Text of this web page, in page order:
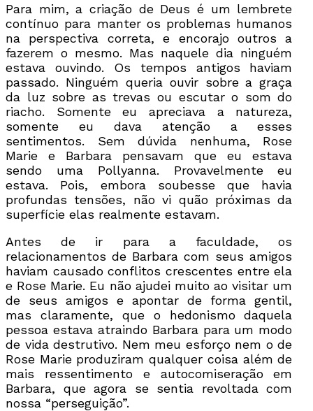
Para mim, a criação de Deus é um lembrete
contínuo para manter os problemas humanos
na perspectiva correta, e encorajo outros a
fazerem o mesmo. Mas naquele dia ninguém
estava ouvindo. Os tempos antigos haviam
passado. Ninguém queria ouvir sobre a graça
da luz sobre as trevas ou escutar o som do
riacho. Somente eu apreciava a natureza,
somente eu dava atenção a esses
sentimentos. Sem dúvida nenhuma, Rose
Marie e Barbara pensavam que eu estava
sendo uma Pollyanna. Provavelmente eu
estava. Pois, embora soubesse que havia
profundas tensões, não vi quão próximas da
superfície elas realmente estavam.
Antes de ir para a faculdade, os
relacionamentos de Barbara com seus amigos
haviam causado conflitos crescentes entre ela
e Rose Marie. Eu não ajudei muito ao visitar um
de seus amigos e apontar de forma gentil,
mas claramente, que o hedonismo daquela
pessoa estava atraindo Barbara para um modo
de vida destrutivo. Nem meu esforço nem o de
Rose Marie produziram qualquer coisa além de
mais ressentimento e autocomiseração em
Barbara, que agora se sentia revoltada com
nossa “perseguição”.